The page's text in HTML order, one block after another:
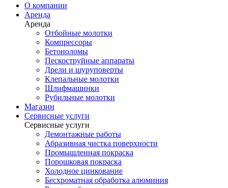
О компании
Аренда
Аренда
Отбойные молотки
Компрессоры
Бетоноломы
Пескоструйные аппараты
Дрели и шуруповерты
Клепальные молотки
Шлифмашинки
Рубильные молотки
Магазин
Сервисные услуги
Сервисные услуги
Демонтажные работы
Абразивная чистка поверхности
Промышленная покраска
Порошковая покраска
Холодное цинкование
Бесхроматная обработка алюминия